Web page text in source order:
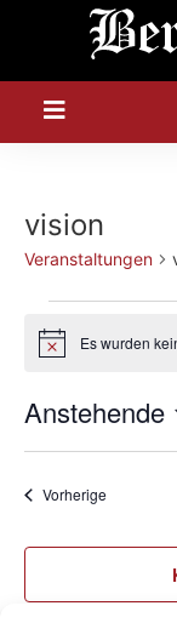
vision
Veranstaltungen
HinweisEs wurden
Anstehende
wählen.
Vorherige